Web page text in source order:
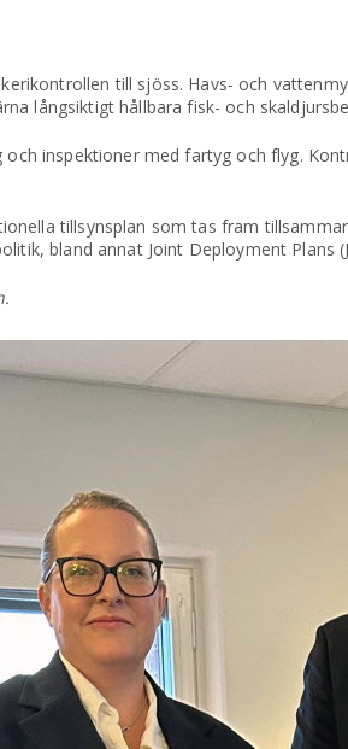
till sjöss. Havs- och
långsiktigt hållbara fisk- och
inspektioner med fartyg och flyg.
tillsynsplan som tas fram
bland annat Joint Deployment Plans